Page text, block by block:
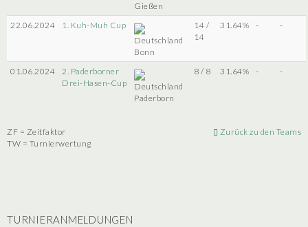
Gießen
22.06.2024 1. Kuh-Muh Cup
Bonn
14 /
14
31.64% - -
01.06.2024
2. Paderborner
Drei-Hasen-Cup
Paderborn
8 / 8 31.64% - -
ZF = Zeitfaktor
TW = Turnierwertung
Zurück zu den Teams
TURNIERANMELDUNGEN